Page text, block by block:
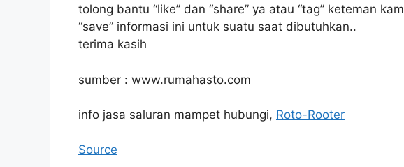
tolong bantu “like” dan “share” ya atau “tag” keteman
“save” informasi ini untuk suatu saat dibutuhkan..
terima kasih
sumber : www.rumahasto.com
info jasa saluran mampet hubungi, Roto-Rooter
Source